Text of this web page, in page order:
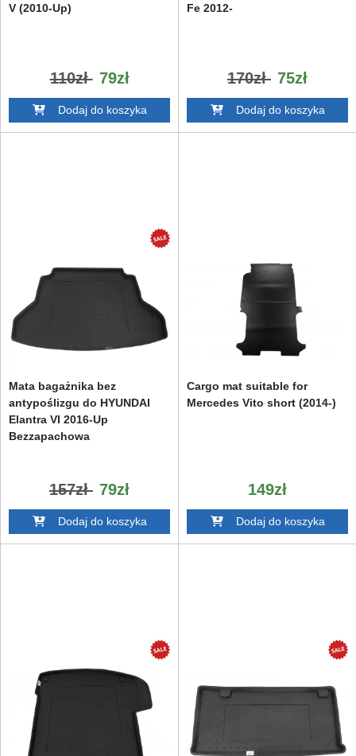
V (2010-Up)
110zł 79zł
Dodaj do koszyka
Fe 2012-
170zł 75zł
Dodaj do koszyka
Mata bagażnika bez
antypoślizgu do HYUNDAI
Elantra VI 2016-Up
Bezzapachowa
157zł 79zł
Dodaj do koszyka
Cargo mat suitable for
Mercedes Vito short (2014-)
149zł
Dodaj do koszyka